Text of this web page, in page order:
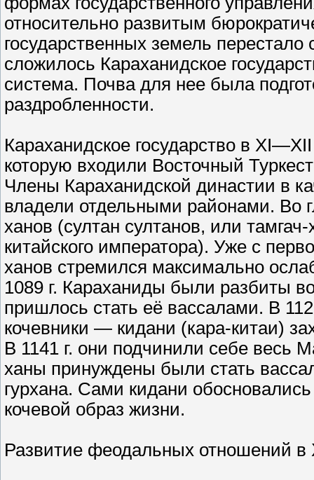
относительно развитым
государственных земель
сложилось Караханидское
система. Почва для нее была
раздробленности.
Караханидское государство в
которую входили Восточный
Члены Караханидской династии в
владели отдельными районами. Во
ханов (султан султанов, или
китайского императора). Уже с
ханов стремился максимально
1089 г. Караханиды были разбиты
пришлось стать её вассалами. В
кочевники — кидани (кара-китаи)
В 1141 г. они подчинили себе весь
ханы принуждены были стать
гурхана. Сами кидани
кочевой образ жизни.
Развитие феодальных отношений